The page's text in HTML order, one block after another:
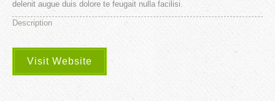
delenit augue duis dolore te feugait nulla facilisi.
Description
Visit Website